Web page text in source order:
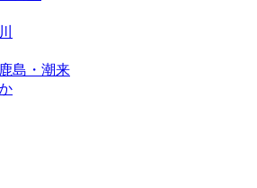
島・潮来